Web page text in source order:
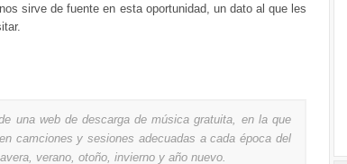
sirve de fuente en esta oportunidad, un dato al que les
una web de descarga de música gratuita, en la que
camciones y sesiones adecuadas a cada época del
verano, otoño, invierno y año nuevo.